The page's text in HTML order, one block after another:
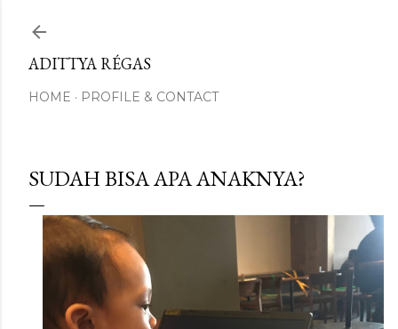
ADITTYA RÉGAS
HOME PROFILE & CONTACT
SUDAH BISA APA ANAKNYA?